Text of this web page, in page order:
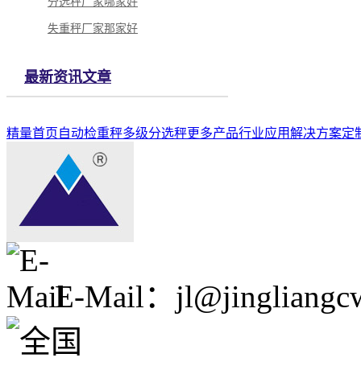
失重秤厂家那家好
最新资讯文章
精量首页自动检重秤多级分选秤更多产品行业应用解决方案定
E-Mail：